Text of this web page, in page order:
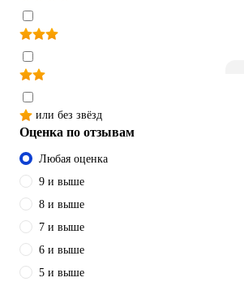
или без звёзд
Оценка по отзывам
Любая оценка
9 и выше
8 и выше
7 и выше
6 и выше
5 и выше